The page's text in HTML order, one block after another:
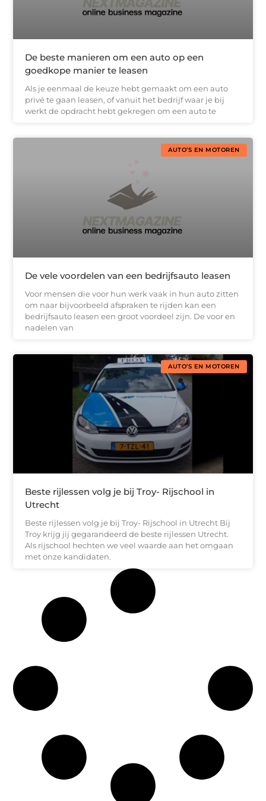
De beste manieren om een auto op een
goedkope manier te leasen
Als je eenmaal de keuze hebt gemaakt om een auto
privé te gaan leasen, of vanuit het bedrijf waar je bij
werkt de opdracht hebt gekregen om een auto te
AUTO’S EN MOTOREN
De vele voordelen van een bedrijfsauto leasen
Voor mensen die voor hun werk vaak in hun auto zitten
om naar bijvoorbeeld afspraken te rijden kan een
bedrijfsauto leasen een groot voordeel zijn. De voor en
nadelen van
AUTO’S EN MOTOREN
Beste rijlessen volg je bij Troy- Rijschool in
Utrecht
Beste rijlessen volg je bij Troy- Rijschool in Utrecht Bij
Troy krijg jij gegarandeerd de beste rijlessen Utrecht.
Als rijschool hechten we veel waarde aan het omgaan
met onze kandidaten.